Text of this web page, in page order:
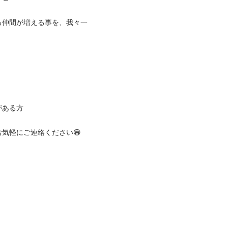
間が増える事を、我々一
ある方
軽にご連絡ください😁